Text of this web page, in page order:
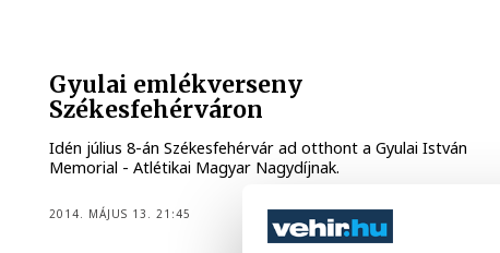
Gyulai emlékverseny
Székesfehérváron
Idén július 8-án Székesfehérvár ad otthont a Gyulai István
Memorial - Atlétikai Magyar Nagydíjnak.
2014. MÁJUS 13. 21:45